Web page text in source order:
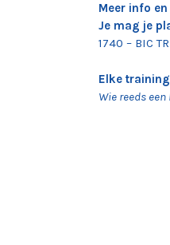
Meer info
Je mag je
1740 – BIC
Elke
Wie reeds